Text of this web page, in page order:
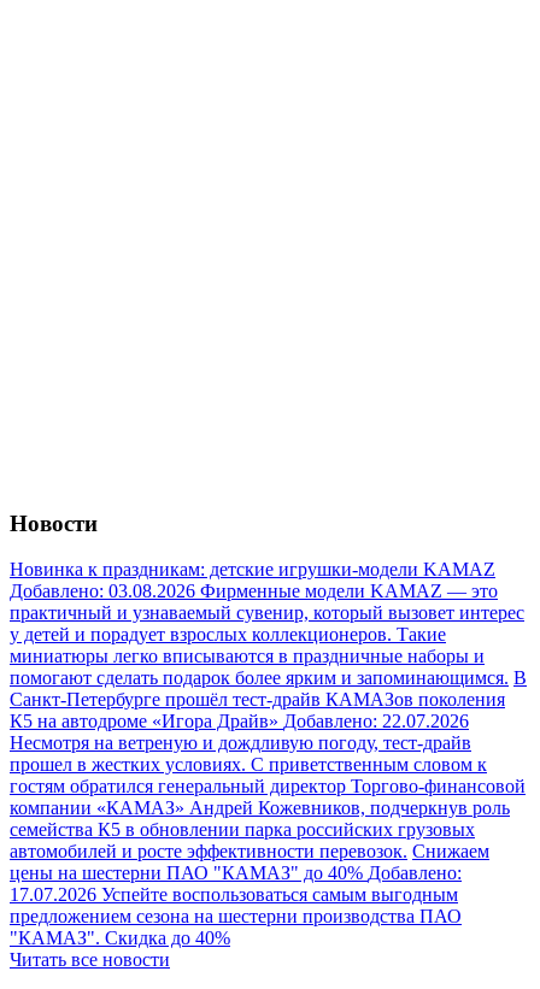
Новости
Новинка к праздникам: детские игрушки-модели KAMAZ
Добавлено: 03.08.2026 Фирменные модели KAMAZ — это
практичный и узнаваемый сувенир, который вызовет интерес
у детей и порадует взрослых коллекционеров. Такие
миниатюры легко вписываются в праздничные наборы и
помогают сделать подарок более ярким и запоминающимся. В
Санкт-Петербурге прошёл тест-драйв КАМАЗов поколения
К5 на автодроме «Игора Драйв» Добавлено: 22.07.2026
Несмотря на ветреную и дождливую погоду, тест-драйв
прошел в жестких условиях. С приветственным словом к
гостям обратился генеральный директор Торгово‑финансовой
компании «КАМАЗ» Андрей Кожевников, подчеркнув роль
семейства К5 в обновлении парка российских грузовых
автомобилей и росте эффективности перевозок. Снижаем
цены на шестерни ПАО "КАМАЗ" до 40% Добавлено:
17.07.2026 Успейте воспользоваться самым выгодным
предложением сезона на шестерни производства ПАО
"КАМАЗ". Скидка до 40%
Читать все новости